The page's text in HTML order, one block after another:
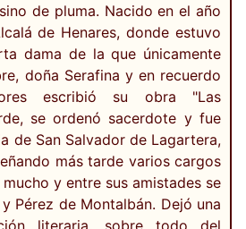
de pluma. Nacido en el año
de Henares, donde estuvo
dama de la que únicamente
doña Serafina y en recuerdo
escribió su obra "Las
se ordenó sacerdote y fue
de San Salvador de Lagartera,
más tarde varios cargos
y entre sus amistades se
Pérez de Montalbán. Dejó una
literaria, sobre todo del